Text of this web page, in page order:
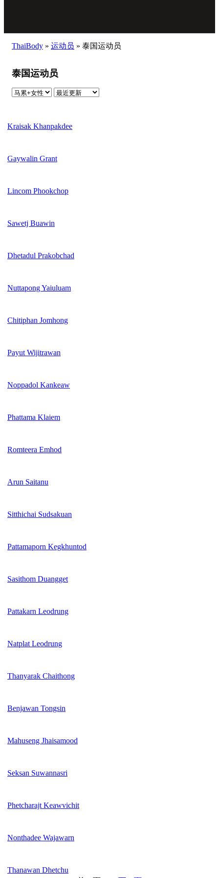
ThaiBody » 运动员 » 泰国运动员
泰国运动员
Kraisak Khanpakdee
Gaywalin Grant
Lincom Phookchop
Sawetj Buawin
Dhetadul Prakobchad
Nuttapong Yaiuluam
Chitiphan Jomhong
Payut Wijitrawan
Noppadol Kankeaw
Phattama Klaiem
Romteera Emhod
Arun Saitanu
Sitthichai Sudsakuan
Pattamaporn Kegkhuntod
Sasithom Duangget
Pattakarn Leodrung
Natplat Leodrung
Thanyarak Chaithong
Benjawan Tongsin
Mahuseng Jhaisamood
Seksan Suwannasri
Phetcharajt Keawvichit
Nonthadee Wajawarn
Thanawan Dhetchu